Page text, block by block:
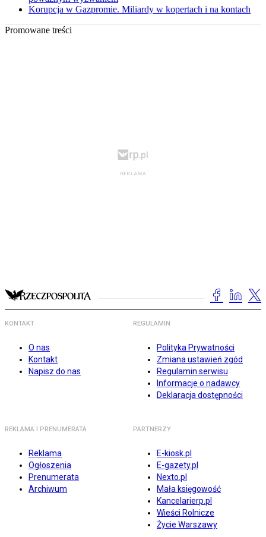
Korupcja w Gazpromie. Miliardy w kopertach i na kontach
Promowane treści
KONTAKT
O nas
Kontakt
Napisz do nas
REGULAMIN
Polityka Prywatności
Zmiana ustawień zgód
Regulamin serwisu
Informacje o nadawcy
Deklaracja dostępności
REKLAMA I PRENUMERATA
Reklama
Ogłoszenia
Prenumerata
Archiwum
PARTNERZY
E-kiosk.pl
E-gazety.pl
Nexto.pl
Mała księgowość
Kancelarierp.pl
Wieści Rolnicze
Życie Warszawy